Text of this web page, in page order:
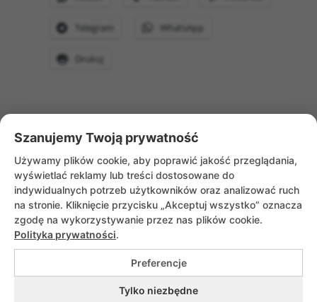
Telegram WhatsApp
Drukuj
WRÓĆ DO AKTUALNOŚCI
Copyrights © 2026 Służebniczki Dębickie |
Szanujemy Twoją prywatność
Używamy plików cookie, aby poprawić jakość przeglądania,
wyświetlać reklamy lub treści dostosowane do
indywidualnych potrzeb użytkowników oraz analizować ruch
na stronie. Kliknięcie przycisku „Akceptuj wszystko” oznacza
zgodę na wykorzystywanie przez nas plików cookie.
Polityka prywatności.
Preferencje
Tylko niezbędne